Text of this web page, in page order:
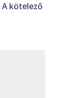
A kötelező